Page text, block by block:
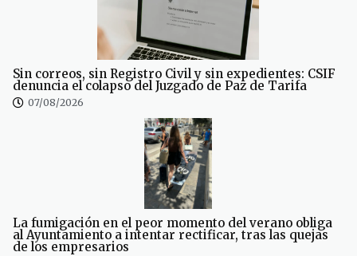
Sin correos, sin Registro Civil y sin expedientes: CSIF
denuncia el colapso del Juzgado de Paz de Tarifa
07/08/2026
La fumigación en el peor momento del verano obliga
al Ayuntamiento a intentar rectificar, tras las quejas
de los empresarios